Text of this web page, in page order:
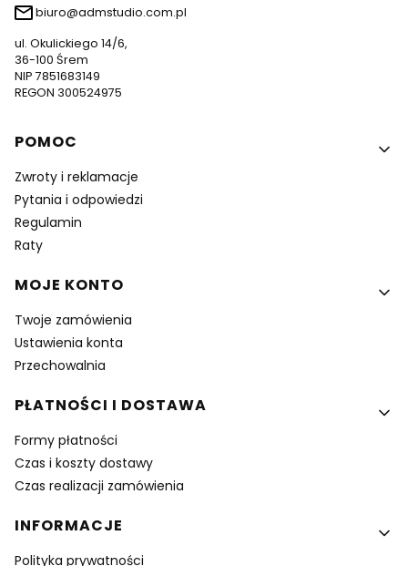
biuro@admstudio.com.pl
ul. Okulickiego 14/6,
36-100 Śrem
NIP 7851683149
REGON 300524975
Linki w stopce
POMOC
Zwroty i reklamacje
Pytania i odpowiedzi
Regulamin
Raty
MOJE KONTO
Twoje zamówienia
Ustawienia konta
Przechowalnia
PŁATNOŚCI I DOSTAWA
Formy płatności
Czas i koszty dostawy
Czas realizacji zamówienia
INFORMACJE
Polityka prywatności